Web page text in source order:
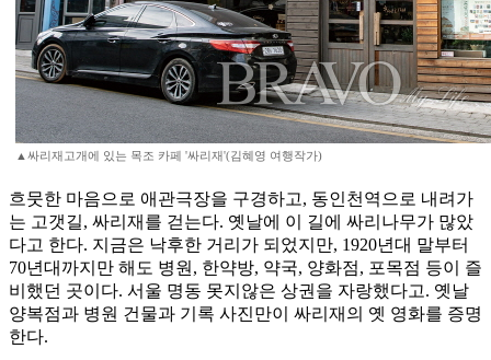
▲싸리재고개에 있는 목조 카페 '싸리재'(김혜영 여행작가)
흐뭇한 마음으로 애관극장을 구경하고, 동인천역으로 내려가
는 고갯길, 싸리재를 걷는다. 옛날에 이 길에 싸리나무가 많았
다고 한다. 지금은 낙후한 거리가 되었지만, 1920년대 말부터
70년대까지만 해도 병원, 한약방, 약국, 양화점, 포목점 등이 즐
비했던 곳이다. 서울 명동 못지않은 상권을 자랑했다고. 옛날
양복점과 병원 건물과 기록 사진만이 싸리재의 옛 영화를 증명
한다.